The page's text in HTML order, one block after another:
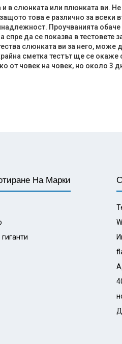
в слюнката или плюнката ви.
това е различно за всеки
Проучванията обаче
да се показва в тестовете
слюнката ви за него,
сметка тестът ще се окаже
от човек на човек, но около 3
На Марки